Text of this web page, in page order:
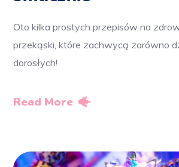
Oto kilka prostych przepisów na
przekąski, które zachwycą zarówno
dorosłych!
Read More